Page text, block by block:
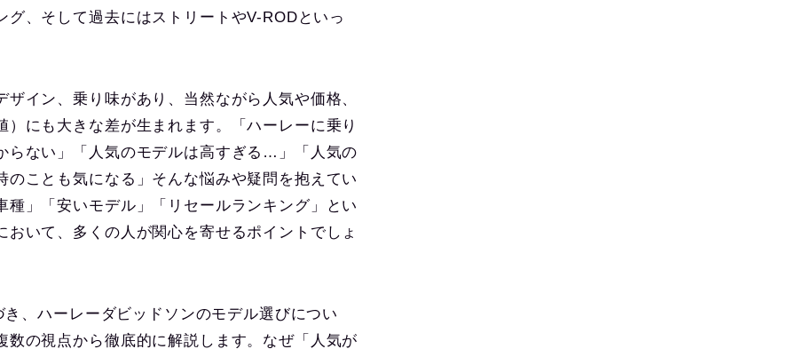
、そして過去にはストリートやV-RODといっ
イン、乗り味があり、当然ながら人気や価格、
にも大きな差が生まれます。「ハーレーに乗り
らない」「人気のモデルは高すぎる…」「人気の
ことも気になる」そんな悩みや疑問を抱えてい
」「安いモデル」「リセールランキング」とい
いて、多くの人が関心を寄せるポイントでしょ
、ハーレーダビッドソンのモデル選びについ
の視点から徹底的に解説します。なぜ「人気が